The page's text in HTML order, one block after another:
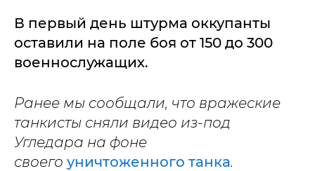
В первый день штурма оккупанты
оставили на поле боя от 150 до 300
военнослужащих.
Ранее мы сообщали, что вражеские
танкисты сняли видео из-под
Угледара на фоне
своего уничтоженного танка.